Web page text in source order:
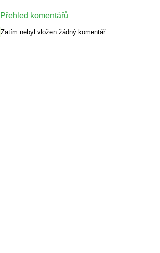
Přehled komentářů
Zatím nebyl vložen žádný komentář